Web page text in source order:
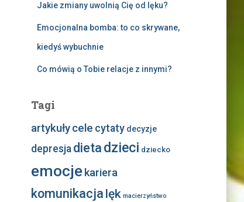
Jakie zmiany uwolnią Cię od lęku?
Emocjonalna bomba: to co skrywane,
kiedyś wybuchnie
Co mówią o Tobie relacje z innymi?
Tagi
artykuły cele cytaty decyzje
depresja dieta dzieci dziecko
emocje kariera
komunikacja lęk macierzyństwo